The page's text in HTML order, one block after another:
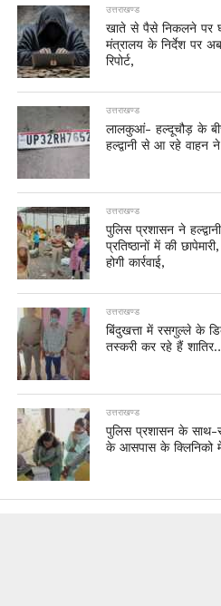
उत्तराखण्ड
खाते से पैसे निकलने पर
मंत्रालय के निर्देश पर
रिपोर्ट,
उत्तराखण्ड
लालकुआं- हल्दूचौड़ के
हल्द्वानी से आ रहे वाहन
उत्तराखण्ड
पुलिस प्रशासन ने
प्रतिष्ठानों में की
होगी कार्रवाई,
उत्तराखण्ड
बिंदुखत्ता में रसगुल्ले के
तस्करी कर रहे हैं
उत्तराखण्ड
पुलिस प्रशासन के साथ-
के आसपास के क्लिनिको